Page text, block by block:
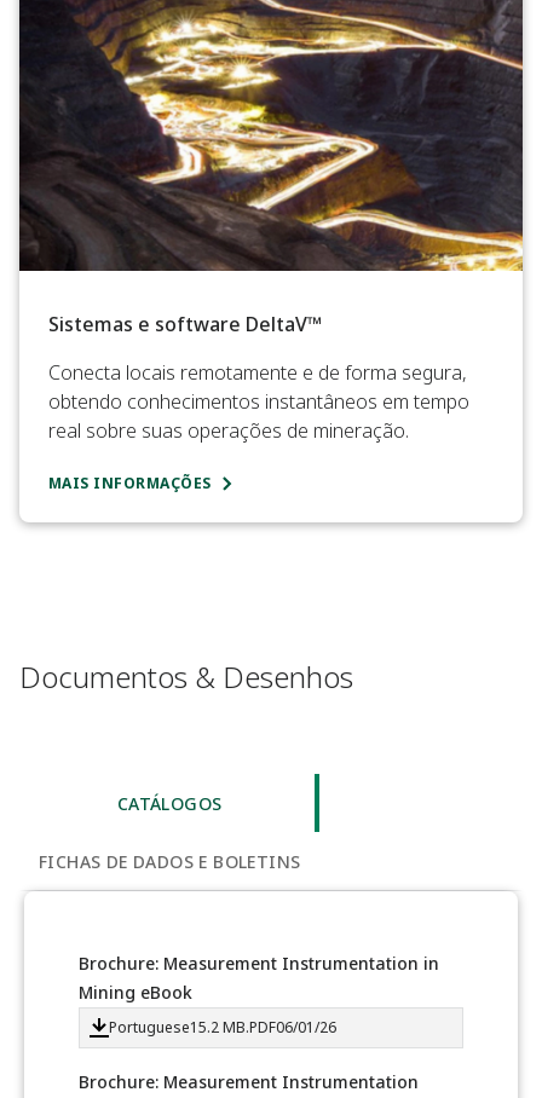
Sistemas e software DeltaV™
Conecta locais remotamente e de forma segura,
obtendo conhecimentos instantâneos em tempo
real sobre suas operações de mineração.
MAIS INFORMAÇÕES
Documentos & Desenhos
CATÁLOGOS
FICHAS DE DADOS E BOLETINS
Brochure: Measurement Instrumentation in
Mining eBook
Portuguese15.2 MB.PDF06/01/26
Brochure: Measurement Instrumentation